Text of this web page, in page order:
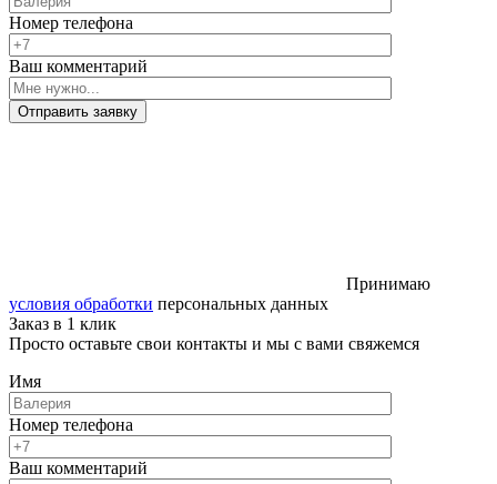
Номер телефона
Ваш комментарий
Отправить заявку
Принимаю
условия обработки персональных данных
Заказ в 1 клик
Просто оставьте свои контакты и мы с вами свяжемся
Имя
Номер телефона
Ваш комментарий